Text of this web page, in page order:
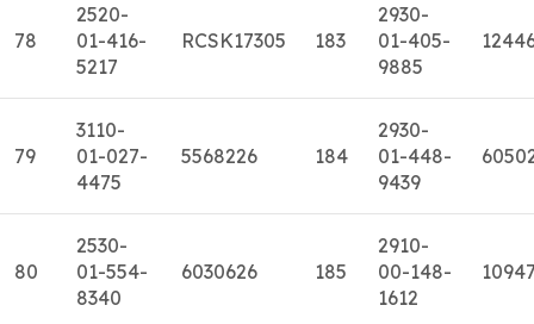
78
2520-
01-416-
5217
RCSK17305 183
2930-
01-405-
9885
79
3110-
01-027-
4475
5568226 184
2930-
01-448-
9439
80
2530-
01-554-
8340
6030626 185
2910-
00-148-
1612